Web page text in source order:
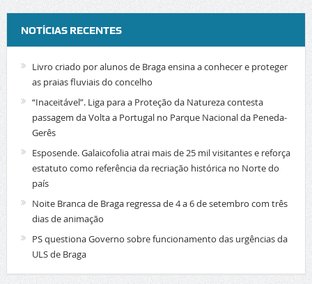
NOTÍCIAS RECENTES
Livro criado por alunos de Braga ensina a conhecer e proteger
as praias fluviais do concelho
“Inaceitável”. Liga para a Proteção da Natureza contesta
passagem da Volta a Portugal no Parque Nacional da Peneda-
Gerês
Esposende. Galaicofolia atrai mais de 25 mil visitantes e reforça
estatuto como referência da recriação histórica no Norte do
país
Noite Branca de Braga regressa de 4 a 6 de setembro com três
dias de animação
PS questiona Governo sobre funcionamento das urgências da
ULS de Braga